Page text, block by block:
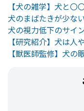
【研究紹介】犬は